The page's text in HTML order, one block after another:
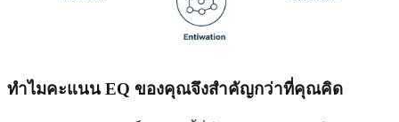
ทำไมคะแนน EQ ของคุณจึงสำคัญกว่าที่คุณคิด